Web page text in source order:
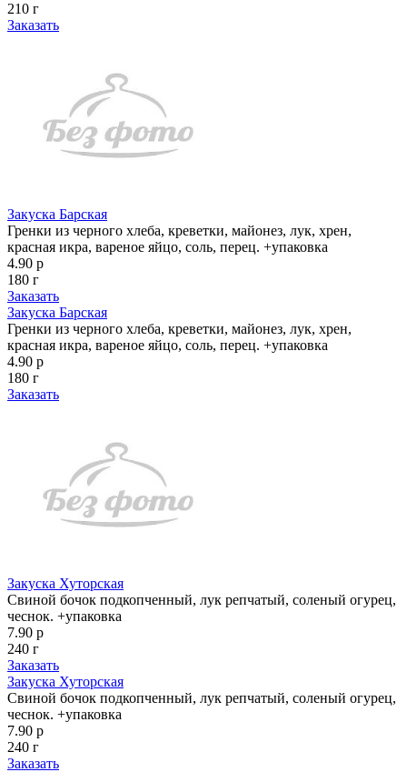
210 г
Заказать
Закуска Барская
Гренки из черного хлеба, креветки, майонез, лук, хрен,
красная икра, вареное яйцо, соль, перец. +упаковка
4.90 р
180 г
Заказать
Закуска Барская
Гренки из черного хлеба, креветки, майонез, лук, хрен,
красная икра, вареное яйцо, соль, перец. +упаковка
4.90 р
180 г
Заказать
Закуска Хуторская
Свиной бочок подкопченный, лук репчатый, соленый огурец,
чеснок. +упаковка
7.90 р
240 г
Заказать
Закуска Хуторская
Свиной бочок подкопченный, лук репчатый, соленый огурец,
чеснок. +упаковка
7.90 р
240 г
Заказать